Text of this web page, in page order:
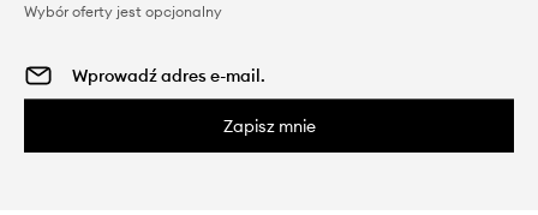
Wybór oferty jest opcjonalny
Zapisz mnie